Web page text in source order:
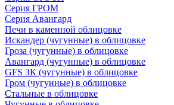
Серия ГРОМ
Серия Авангард
Печи в каменной облицовке
Искандер (чугунные) в облицовке
Гроза (чугунные) в облицовке
Авангард (чугунные) в облицовке
GFS ЗК (чугунные) в облицовке
Гром (чугунные) в облицовке
Стальные в облицовке